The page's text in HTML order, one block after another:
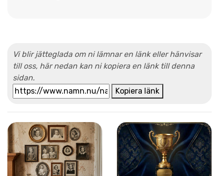
Vi blir jätteglada om ni lämnar en länk eller hänvisar
till oss, här nedan kan ni kopiera en länk till denna
sidan.
Kopiera länk